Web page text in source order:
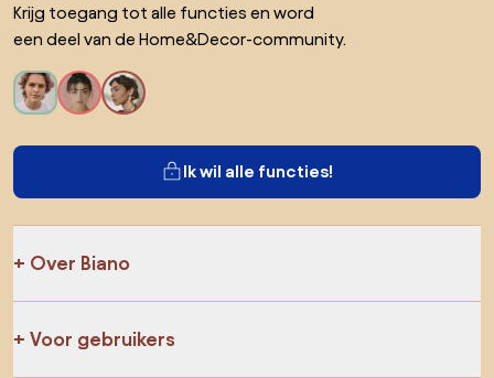
Krijg toegang tot alle functies en word
een deel van de Home&Decor-community.
Ik wil alle functies!
Over Biano
Voor gebruikers